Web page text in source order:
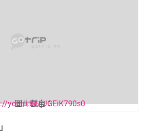
圖片截自：
youtu.be/jJGEiK790s0